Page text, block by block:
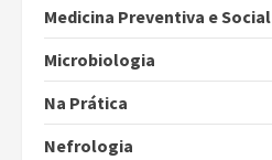
Medicina Preventiva e Social
Microbiologia
Na Prática
Nefrologia